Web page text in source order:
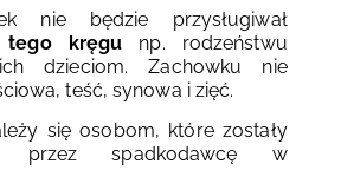
nie będzie przysługiwał
tego kręgu np. rodzeństwu
dzieciom. Zachowku nie
teść, synowa i zięć.
się osobom, które zostały
przez spadkodawcę w